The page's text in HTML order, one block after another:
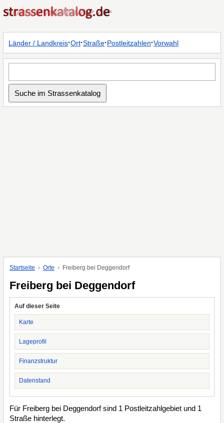
Länder / Landkreis·Ort·Straße·Postleitzahlen·Vorwahl
Startseite Orte Freiberg bei Deggendorf
Freiberg bei Deggendorf
Auf dieser Seite
Karte
Lageprofil
Finanzstruktur
Datenstand
Für Freiberg bei Deggendorf sind 1 Postleitzahlgebiet und 1
Straße hinterlegt.